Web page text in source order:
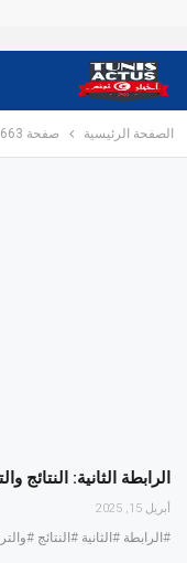
الصفحة الرئيسية صفحة 663
الرابطة الثانية: النتائج
أبريل 15, 2025
#الرابطة #الثانية #النتائج